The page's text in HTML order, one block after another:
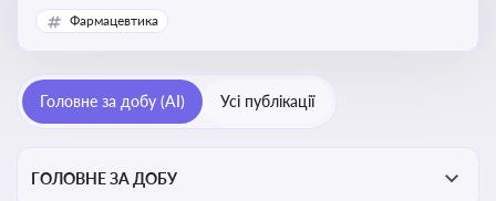
стоматологічних послуг. Використання новітніх
технологій та стратегій для покращення
Фармацевтика
Головне за добу (AI) Усі публікації
ГОЛОВНЕ ЗА ДОБУ